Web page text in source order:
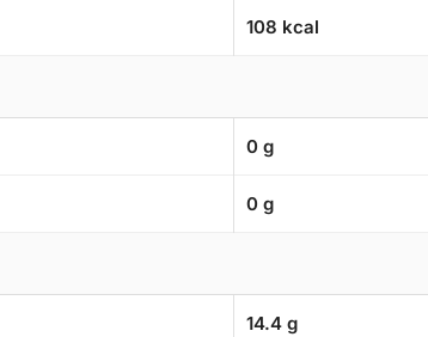
108 kcal
0 g
0 g
14.4 g